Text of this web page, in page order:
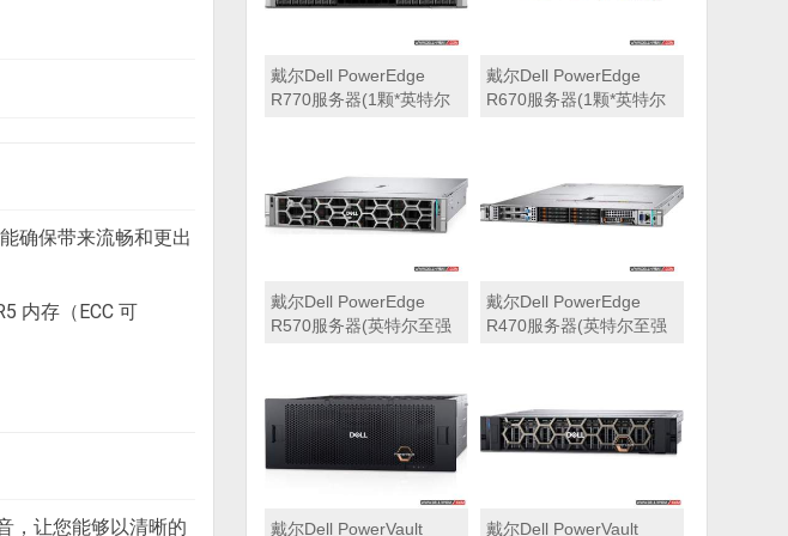
确保带来流畅和更出
内存（ECC 可
，让您能够以清晰的
戴尔Dell PowerEdge
R770服务器(1颗*英特尔
PERC H965i阵列卡丨
800W双电源丨三年保修)
戴尔Dell PowerEdge
R670服务器(1颗*英特尔
PERC H965i阵列卡丨
800W双电源丨三年保修)
戴尔Dell PowerEdge
R570服务器(英特尔至强
SSD固态硬盘丨PERC
H965i阵列卡丨800W双电
源丨三年保修)
戴尔Dell PowerEdge
R470服务器(英特尔至强
H965i阵列卡丨800W双电
源丨三年保修)
戴尔Dell PowerVault 戴尔Dell PowerVault